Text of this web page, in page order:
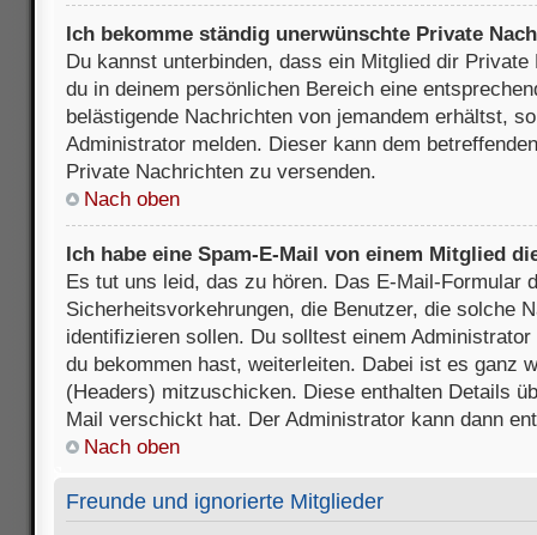
Ich bekomme ständig unerwünschte Private
Du kannst unterbinden, dass ein Mitglied dir
du in deinem persönlichen Bereich eine
belästigende Nachrichten von jemandem erhältst,
Administrator melden. Dieser kann dem
Private Nachrichten zu versenden.
Nach oben
Ich habe eine Spam-E-Mail von einem Mitglied
Es tut uns leid, das zu hören. Das E-Mail-Formular
Sicherheitsvorkehrungen, die Benutzer, die solche
identifizieren sollen. Du solltest einem
du bekommen hast, weiterleiten. Dabei ist es ganz
(Headers) mitzuschicken. Diese enthalten Details
Mail verschickt hat. Der Administrator kann dann
Nach oben
Freunde und ignorierte Mitglieder